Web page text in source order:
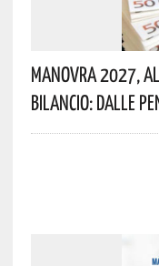
Manovra 2027,
Bilancio: Dalle